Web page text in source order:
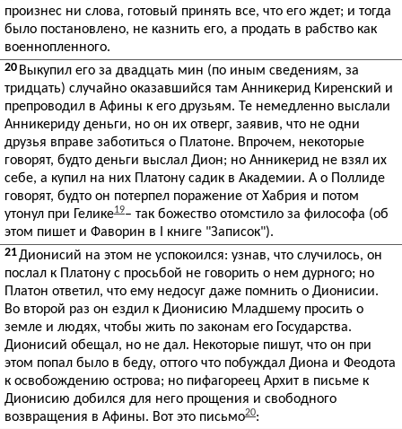
произнес ни слова, готовый принять все, что его ждет; и тогда
было постановлено, не казнить его, а продать в рабство как
военнопленного.
20 Выкупил его за двадцать мин (по иным сведениям, за
тридцать) случайно оказавшийся там Анникерид Киренский и
препроводил в Афины к его друзьям. Те немедленно выслали
Анникериду деньги, но он их отверг, заявив, что не одни
друзья вправе заботиться о Платоне. Впрочем, некоторые
говорят, будто деньги выслал Дион; но Анникерид не взял их
себе, а купил на них Платону садик в Академии. А о Поллиде
говорят, будто он потерпел поражение от Хабрия и потом
утонул при Гелике19– так божество отомстило за философа (об
этом пишет и Фаворин в I книге "Записок").
21Дионисий на этом не успокоился: узнав, что случилось, он
послал к Платону с просьбой не говорить о нем дурного; но
Платон ответил, что ему недосуг даже помнить о Дионисии.
Во второй раз он ездил к Дионисию Младшему просить о
земле и людях, чтобы жить по законам его Государства.
Дионисий обещал, но не дал. Некоторые пишут, что он при
этом попал было в беду, оттого что побуждал Диона и Феодота
к освобождению острова; но пифагореец Архит в письме к
Дионисию добился для него прощения и свободного
возвращения в Афины. Вот это письмо20: